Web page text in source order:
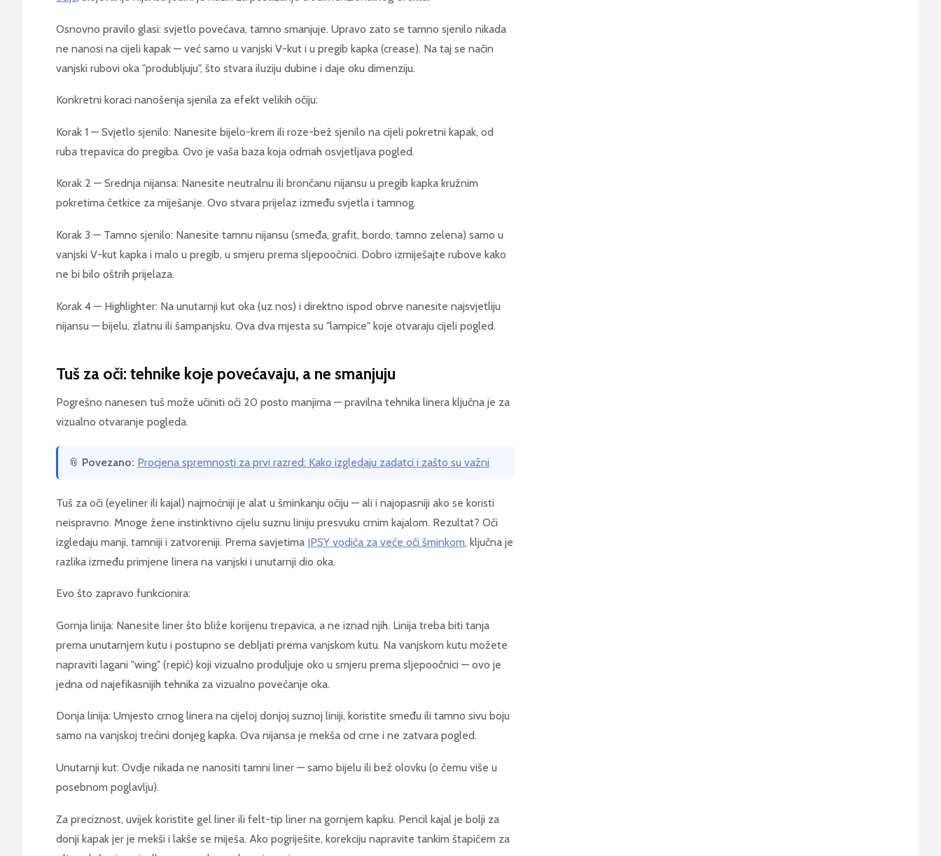
Osnovno pravilo glasi: svjetlo povećava, tamno smanjuje. Upravo zato se tamno sjenilo nikada
ne nanosi na cijeli kapak — već samo u vanjski V-kut i u pregib kapka (crease). Na taj se način
vanjski rubovi oka "produbljuju", što stvara iluziju dubine i daje oku dimenziju.
Konkretni koraci nanošenja sjenila za efekt velikih očiju:
Korak 1 — Svjetlo sjenilo: Nanesite bijelo-krem ili roze-bež sjenilo na cijeli pokretni kapak, od
ruba trepavica do pregiba. Ovo je vaša baza koja odmah osvjetljava pogled.
Korak 2 — Srednja nijansa: Nanesite neutralnu ili brončanu nijansu u pregib kapka kružnim
pokretima četkice za miješanje. Ovo stvara prijelaz između svjetla i tamnog.
Korak 3 — Tamno sjenilo: Nanesite tamnu nijansu (smeđa, grafit, bordo, tamno zelena) samo u
vanjski V-kut kapka i malo u pregib, u smjeru prema sljepoočnici. Dobro izmiješajte rubove kako
ne bi bilo oštrih prijelaza.
Korak 4 — Highlighter: Na unutarnji kut oka (uz nos) i direktno ispod obrve nanesite najsvjetliju
nijansu — bijelu, zlatnu ili šampanjsku. Ova dva mjesta su "lampice" koje otvaraju cijeli pogled.
Tuš za oči: tehnike koje povećavaju, a ne smanjuju
Pogrešno nanesen tuš može učiniti oči 20 posto manjima — pravilna tehnika linera ključna je za
vizualno otvaranje pogleda.
📎 Povezano: Procjena spremnosti za prvi razred: Kako izgledaju zadatci i zašto su važni
Tuš za oči (eyeliner ili kajal) najmoćniji je alat u šminkanju očiju — ali i najopasniji ako se koristi
neispravno. Mnoge žene instinktivno cijelu suznu liniju presvuku crnim kajalom. Rezultat? Oči
izgledaju manji, tamniji i zatvoreniji. Prema savjetima IPSY vodiča za veće oči šminkom, ključna je
razlika između primjene linera na vanjski i unutarnji dio oka.
Evo što zapravo funkcionira:
Gornja linija: Nanesite liner što bliže korijenu trepavica, a ne iznad njih. Linija treba biti tanja
prema unutarnjem kutu i postupno se debljati prema vanjskom kutu. Na vanjskom kutu možete
napraviti lagani "wing" (repić) koji vizualno produljuje oko u smjeru prema sljepoočnici — ovo je
jedna od najefikasnijih tehnika za vizualno povećanje oka.
Donja linija: Umjesto crnog linera na cijeloj donjoj suznoj liniji, koristite smeđu ili tamno sivu boju
samo na vanjskoj trećini donjeg kapka. Ova nijansa je mekša od crne i ne zatvara pogled.
Unutarnji kut: Ovdje nikada ne nanositi tamni liner — samo bijelu ili bež olovku (o čemu više u
posebnom poglavlju).
Za preciznost, uvijek koristite gel liner ili felt-tip liner na gornjem kapku. Pencil kajal je bolji za
donji kapak jer je mekši i lakše se miješa. Ako pogriješite, korekciju napravite tankim štapićem za